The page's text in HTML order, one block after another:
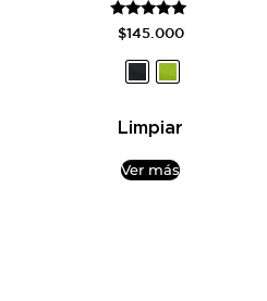
Valorado
5.00
$145.000
Limpiar
Ver más